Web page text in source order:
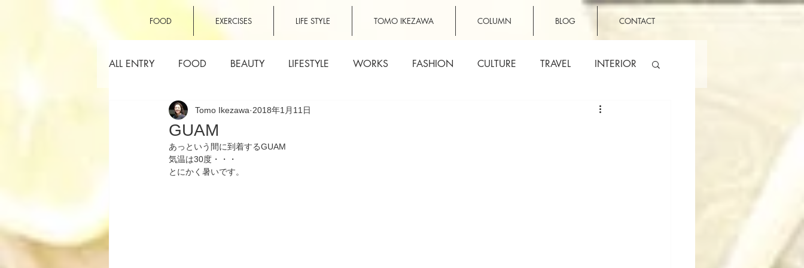
FOOD EXERCISES LIFE STYLE TOMO IKEZAWA COLUMN BLOG CONTACT
ALL ENTRY FOOD BEAUTY LIFESTYLE WORKS FASHION CULTURE TRAVEL INTERIOR
GUAM
Tomo Ikezawa 2018年1月11日
あっという間に到着するGUAM
気温は30度・・・
とにかく暑いです。